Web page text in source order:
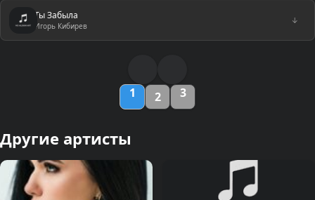
Ты Забыла
Игорь Кибирев
↓
1 2 3
Другие артисты